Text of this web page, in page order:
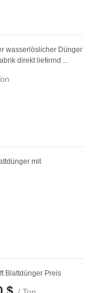
wasserlöslicher Dünger
direkt liefernd ...
mit
Blattdünger Preis